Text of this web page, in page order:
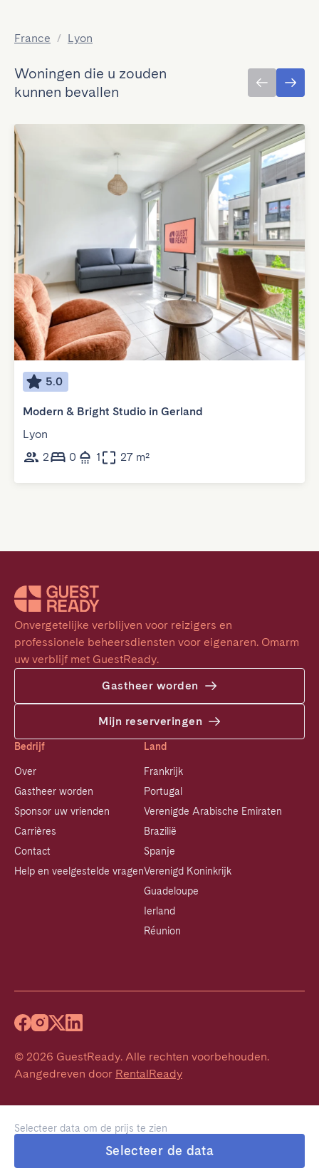
Selecteer data om de prijs te zien
Selecteer de data
France / Lyon
Woningen die u zouden
kunnen bevallen
5.0
Modern & Bright Studio in Gerland
Lyon
2
0 1 27 m²
Onvergetelijke verblijven voor reizigers en
professionele beheersdiensten voor eigenaren. Omarm
uw verblijf met GuestReady.
Gastheer worden
Mijn reserveringen
Bedrijf
Over
Gastheer worden
Sponsor uw vrienden
Carrières
Contact
Help en veelgestelde vragen
Land
Frankrijk
Portugal
Verenigde Arabische Emiraten
Brazilië
Spanje
Verenigd Koninkrijk
Guadeloupe
Ierland
Réunion
© 2026 GuestReady. Alle rechten voorbehouden.
Aangedreven door RentalReady